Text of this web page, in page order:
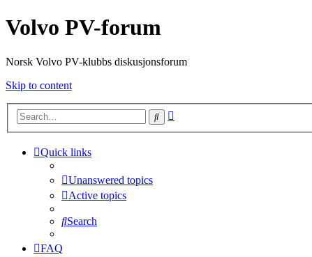
Volvo PV-forum
Norsk Volvo PV-klubbs diskusjonsforum
Skip to content
Search
Quick links
Unanswered topics
Active topics
Search
FAQ